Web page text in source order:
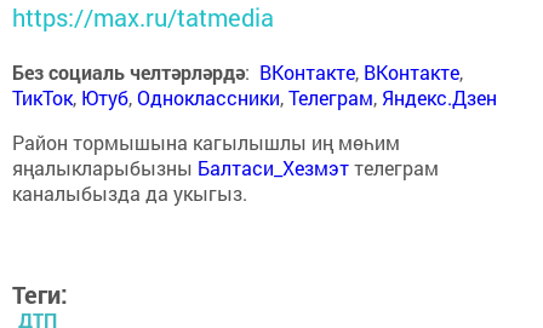
https://max.ru/tatmedia
Без социаль челтәрләрдә: ВКонтакте, ВКонтакте,
ТикТок, Ютуб,Одноклассники,Телеграм, Яндекс.Дзен
Район тормышына кагылышлы иң мөһим
яңалыкларыбызны Балтаси_Хезмэттелеграм
каналыбызда да укыгыз.
Теги:
ДТП